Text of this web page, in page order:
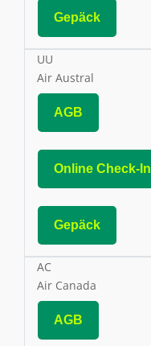
Gepäck
UU
Air Austral
AGB
Online Check-In
Gepäck
AC
Air Canada
AGB